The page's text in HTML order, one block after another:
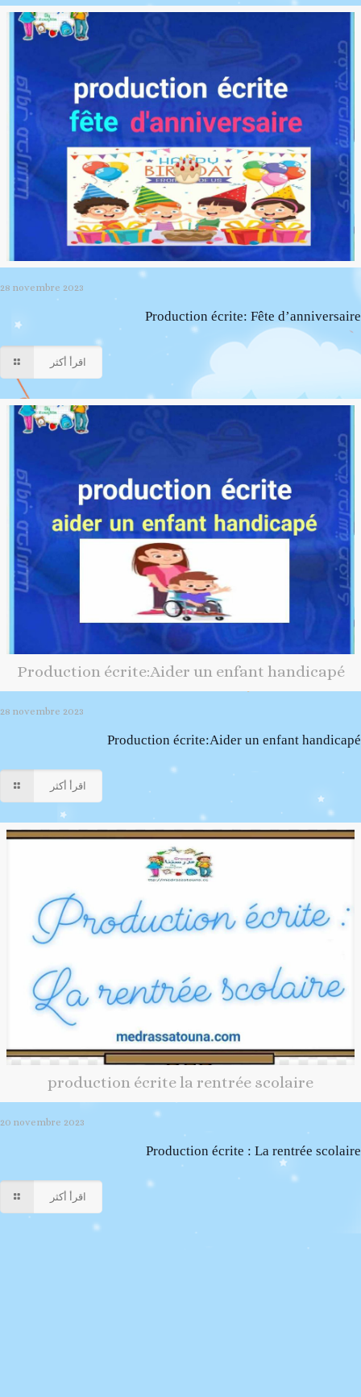
28 novembre 2023
Production écrite: Fête d’anniversaire
اقرأ أكثر
Production écrite:Aider un enfant handicapé
28 novembre 2023
Production écrite:Aider un enfant handicapé
اقرأ أكثر
production écrite la rentrée scolaire
20 novembre 2023
Production écrite : La rentrée scolaire
اقرأ أكثر